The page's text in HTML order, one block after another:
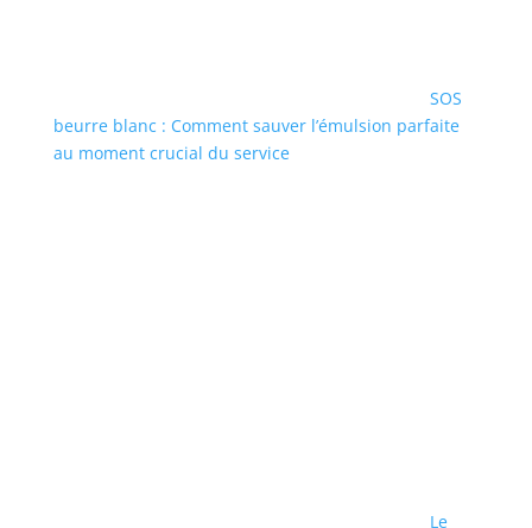
SOS
beurre blanc : Comment sauver l’émulsion parfaite
au moment crucial du service
Le